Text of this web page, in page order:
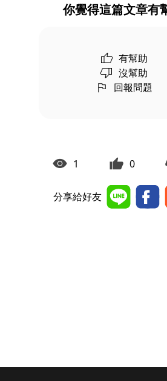
你覺得這篇文章有
有幫助
沒幫助
回報問題
1 0
分享給好友